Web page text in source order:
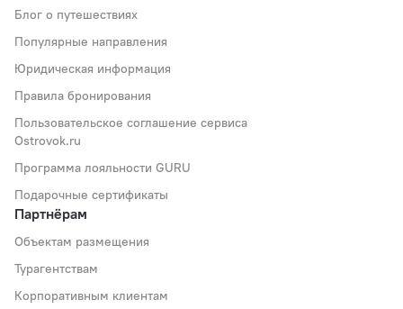
Блог о путешествиях
Популярные направления
Юридическая информация
Правила бронирования
Пользовательское соглашение сервиса
Ostrovok.ru
Программа лояльности GURU
Подарочные сертификаты
Партнёрам
Объектам размещения
Турагентствам
Корпоративным клиентам